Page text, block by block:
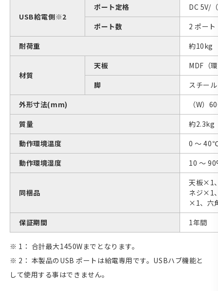
USB給電側※2
ポート定格
DC 5V/
ポート数
2 ポート
耐荷重
約10kg
材質
天板
MDF（
脚
スチール
外形寸法(mm)
（W）
質量
約2.3kg
動作環境温度
0 ～
動作環境湿度
10 ～
同梱品
天板×1
ネジ×1
×1、六
保証期間
1年間
※ 1： 合計最大1450Wまでとなります。
※ 2： 本製品のUSB ポートは給電専用です。USBハブ機能と
して使用する事はできません。